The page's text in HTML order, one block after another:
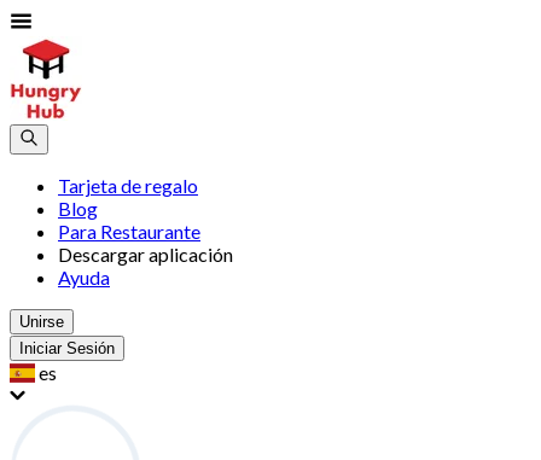
Tarjeta de regalo
Blog
Para Restaurante
Descargar aplicación
Ayuda
Unirse
Iniciar Sesión
es